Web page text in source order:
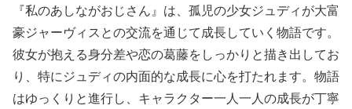
『私のあしながおじさん』は、孤児の少女ジュディが大富
豪ジャーヴィスとの交流を通じて成長していく物語です。
彼女が抱える身分差や恋の葛藤をしっかりと描き出してお
り、特にジュディの内面的な成長に心を打たれます。物語
はゆっくりと進行し、キャラクター一人一人の成長が丁寧